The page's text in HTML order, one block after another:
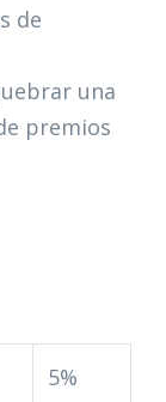
de
una
premios
5%